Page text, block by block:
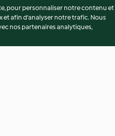
pour personnaliser notre contenu et
afin d’analyser notre trafic. Nous
nos partenaires analytiques,